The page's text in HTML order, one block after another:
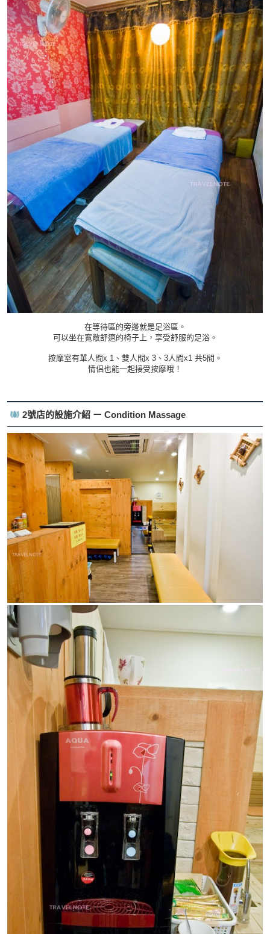
在等待區的旁邊就是足浴區。
可以坐在寬敞舒適的椅子上，享受舒服的足浴。
按摩室有單人間x 1、雙人間x 3、3人間x1 共5間。
情侶也能一起接受按摩哦！
2號店的設施介紹 ー Condition Massage